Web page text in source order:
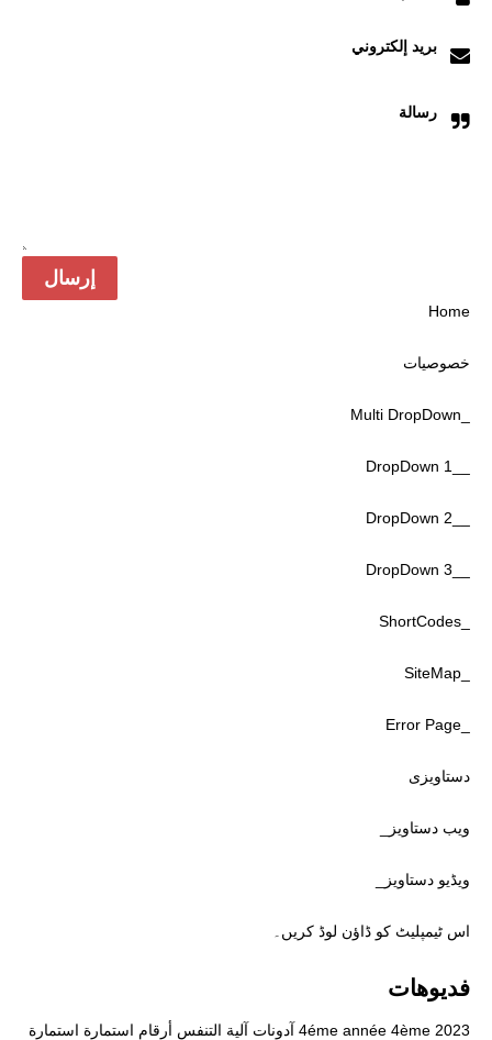
بريد إلكتروني
رسالة
Home
خصوصیات
دستاویزی
ویب دستاویز_
ویڈیو دستاویز_
اس ٹیمپلیٹ کو ڈاؤن لوڈ کریں۔
فديوهات
2023
4ème
4éme année آدونات آلية التنفس أرقام استمارة استمارة